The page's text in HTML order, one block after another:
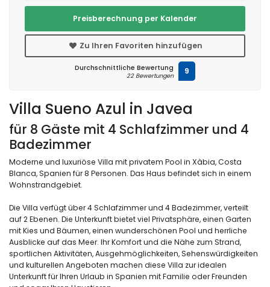
Villa Sueno Azul in Javea
für 8 Gäste mit 4 Schlafzimmer und 4
Badezimmer
Moderne und luxuriöse Villa mit privatem Pool in Xàbia, Costa
Blanca, Spanien für 8 Personen. Das Haus befindet sich in einem
Wohnstrandgebiet.
Die Villa verfügt über 4 Schlafzimmer und 4 Badezimmer, verteilt
auf 2 Ebenen. Die Unterkunft bietet viel Privatsphäre, einen Garten
mit Kies und Bäumen, einen wunderschönen Pool und herrliche
Ausblicke auf das Meer. Ihr Komfort und die Nähe zum Strand,
sportlichen Aktivitäten, Ausgehmöglichkeiten, Sehenswürdigkeiten
und kulturellen Angeboten machen diese Villa zur idealen
Unterkunft für Ihren Urlaub in Spanien mit Familie oder Freunden
Preisberechnung per Kalender
Zu Ihren Favoriten hinzufügen
Durchschnittliche Bewertung
22 Bewertungen 9